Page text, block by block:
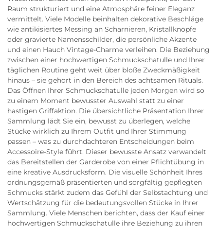
Raum strukturiert und eine Atmosphäre feiner Eleganz
vermittelt. Viele Modelle beinhalten dekorative Beschläge
wie antikisiertes Messing an Scharnieren, Kristallknöpfe
oder gravierte Namensschilder, die persönliche Akzente
und einen Hauch Vintage-Charme verleihen. Die Beziehung
zwischen einer hochwertigen Schmuckschatulle und Ihrer
täglichen Routine geht weit über bloße Zweckmäßigkeit
hinaus – sie gehört in den Bereich des achtsamen Rituals.
Das Öffnen Ihrer Schmuckschatulle jeden Morgen wird so
zu einem Moment bewusster Auswahl statt zu einer
hastigen Griffaktion. Die übersichtliche Präsentation Ihrer
Sammlung lädt Sie ein, bewusst zu überlegen, welche
Stücke wirklich zu Ihrem Outfit und Ihrer Stimmung
passen – was zu durchdachteren Entscheidungen beim
Accessoire-Style führt. Dieser bewusste Ansatz verwandelt
das Bereitstellen der Garderobe von einer Pflichtübung in
eine kreative Ausdrucksform. Die visuelle Schönheit Ihres
ordnungsgemäß präsentierten und sorgfältig gepflegten
Schmucks stärkt zudem das Gefühl der Selbstachtung und
Wertschätzung für die bedeutungsvollen Stücke in Ihrer
Sammlung. Viele Menschen berichten, dass der Kauf einer
hochwertigen Schmuckschatulle ihre Beziehung zu ihren